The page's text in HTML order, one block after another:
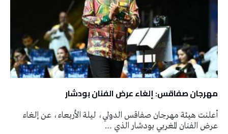
مهرجان صفاقس: إلغاء عرض الفنان بودشار
أعلنت هيئة مهرجان صفاقس الدولي، ليلة الأربعاء، عن إلغاء
عرض الفنان المغربي بودشار الذي …